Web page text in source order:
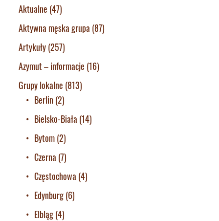
Aktualne (47)
Aktywna męska grupa (87)
Artykuły(257)
Azymut – informacje (16)
Grupy lokalne (813)
Berlin (2)
Bielsko-Biała (14)
Bytom(2)
Czerna (7)
Częstochowa (4)
Edynburg(6)
Elbląg(4)